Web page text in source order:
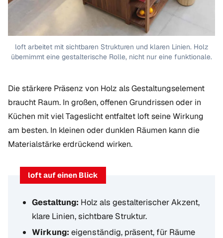
loft arbeitet mit sichtbaren Strukturen und klaren Linien. Holz
übernimmt eine gestalterische Rolle, nicht nur eine funktionale.
Die stärkere Präsenz von Holz als Gestaltungselement
braucht Raum. In großen, offenen Grundrissen oder in
Küchen mit viel Tageslicht entfaltet loft seine Wirkung
am besten. In kleinen oder dunklen Räumen kann die
Materialstärke erdrückend wirken.
loft auf einen Blick
Gestaltung: Holz als gestalterischer Akzent,
klare Linien, sichtbare Struktur.
Wirkung: eigenständig, präsent, für Räume